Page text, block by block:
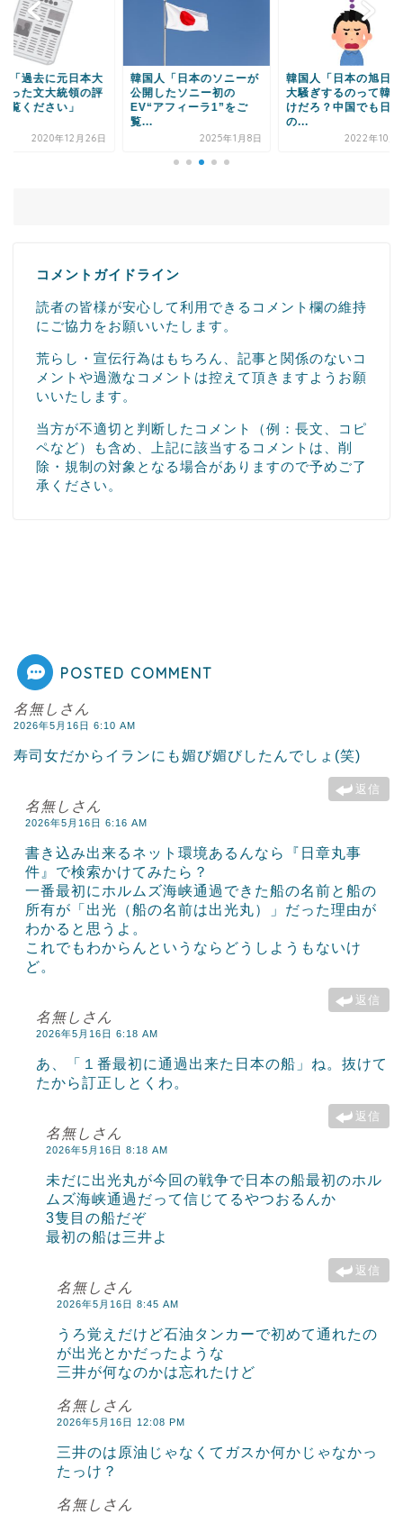
Powered by livedoor 相互RSS
人「日本のソニーが
したソニー初の
フィーラ1”をご
2025年1月8日
韓国人「日本の旭日旗で
大騒ぎするのって韓国だ
けだろ？中国でも日本
の...
2022年10月13日
韓国人「日本のロボ
技術力の近況をご覧
さい・・・」
コメントガイドライン
読者の皆様が安心して利用できるコメント欄の維持
にご協力をお願いいたします。
荒らし・宣伝行為はもちろん、記事と関係のないコ
メントや過激なコメントは控えて頂きますようお願
いいたします。
当方が不適切と判断したコメント（例：長文、コピ
ペなど）も含め、上記に該当するコメントは、削
除・規制の対象となる場合がありますので予めご了
承ください。
POSTED COMMENT
名無しさん
2026年5月16日 6:10 AM
寿司女だからイランにも媚び媚びしたんでしょ(笑)
返信
名無しさん
2026年5月16日 6:16 AM
書き込み出来るネット環境あるんなら『日章丸事
件』で検索かけてみたら？
一番最初にホルムズ海峡通過できた船の名前と船の
所有が「出光（船の名前は出光丸）」だった理由が
わかると思うよ。
これでもわからんというならどうしようもないけ
ど。
返信
名無しさん
2026年5月16日 6:18 AM
あ、「１番最初に通過出来た日本の船」ね。抜けて
たから訂正しとくわ。
返信
名無しさん
2026年5月16日 8:18 AM
未だに出光丸が今回の戦争で日本の船最初のホル
ムズ海峡通過だって信じてるやつおるんか
3隻目の船だぞ
最初の船は三井よ
返信
名無しさん
2026年5月16日 8:45 AM
うろ覚えだけど石油タンカーで初めて通れたの
が出光とかだったような
三井が何なのかは忘れたけど
名無しさん
2026年5月16日 12:08 PM
三井のは原油じゃなくてガスか何かじゃなかっ
たっけ？
名無しさん